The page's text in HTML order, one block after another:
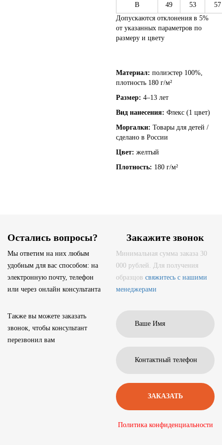
B 49 53
57
Допускаются отклонения в 5%
от указанных параметров по
размеру и цвету
Материал: полиэстер 100%,
плотность 180 г/м²
Размер: 4–13 лет
Вид нанесения: Флекс (1 цвет)
Моргалки: Товары для детей /
сделано в России
Цвет: желтый
Плотность: 180 г/м²
Остались вопросы?
Мы ответим на них любым
удобным для вас способом: на
электронную почту, телефон
или через онлайн консультанта
Также вы можете заказать
звонок, чтобы консультант
перезвонил вам
Закажите звонок
Минимальная сумма заказа 30
000 рублей. Для получения
образцов свяжитесь с нашими
менеджерами
Политика конфиденциальности